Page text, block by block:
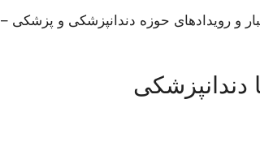
و رویدادهای حوزه دندانپزشکی و پزشکی –